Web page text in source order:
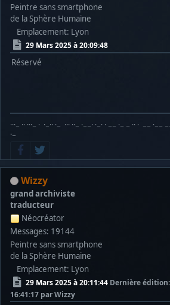
Peintre sans smartphone
de la Sphère Humaine
Emplacement: Lyon
29 Mars 2025 à 20:09:48
Réservé
···− ·· ···− · ·−·· ·− ··· ··− ·−−· ·−· · −− ·− − ·· · −− ·−− −−−
·−
Wizzy
grand archiviste
traducteur
Néocréator
Messages: 19144
Peintre sans smartphone
de la Sphère Humaine
Emplacement: Lyon
29 Mars 2025 à 20:11:44 Dernière édition
16:41:17 par Wizzy